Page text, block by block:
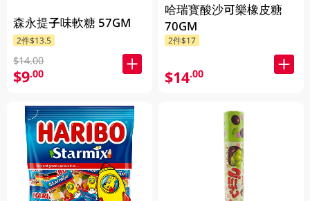
森永提子味軟糖 57GM
2件$13.5
$14.00
$9.00
哈瑞寳酸沙可樂橡皮糖
70GM
2件$17
$14.00